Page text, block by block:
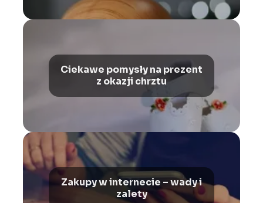
Ciekawe pomysły na prezent
z okazji chrztu
Zakupy w internecie – wady i
zalety